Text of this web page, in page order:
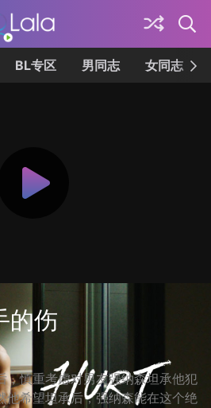
BL专区 男同志 女同志
的伤
，慎重考虑对男友强纳森坦承他犯
他希望坦承后，强纳森能在这个绝